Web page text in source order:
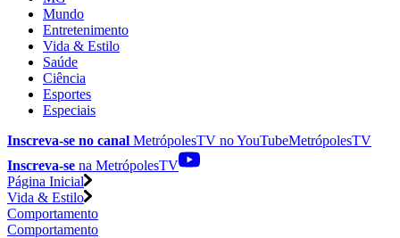
Mundo
Entretenimento
Vida & Estilo
Saúde
Ciência
Esportes
Especiais
Inscreva-se no canal MetrópolesTV noYouTubeMetrópolesTV
Inscreva-se na MetrópolesTV
Página Inicial
Vida & Estilo
Comportamento
Comportamento